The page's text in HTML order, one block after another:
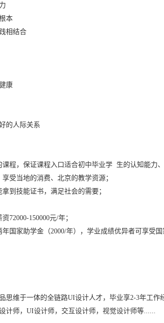
本
相结合
康
的人际关系
程，保证课程入口适合初中毕业学 生的认知能力
受当地的消费、北京的教学资源；
到技能证书，满足社会的需要；
72000-150000元/年；
国家助学金（2000/年），学业成绩优异者可享受国
思维于一体的全链路UI设计人才，毕业享2-3年工作
计师，UI设计师，交互设计师，视觉设计师等......